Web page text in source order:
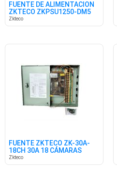
FUENTE DE ALIMENTACION
ZKTECO ZKPSU1250-DM5
12V 5A
Zkteco
FUENTE ZKTECO ZK-30A-
18CH 30A 18 CÁMARAS
Zkteco